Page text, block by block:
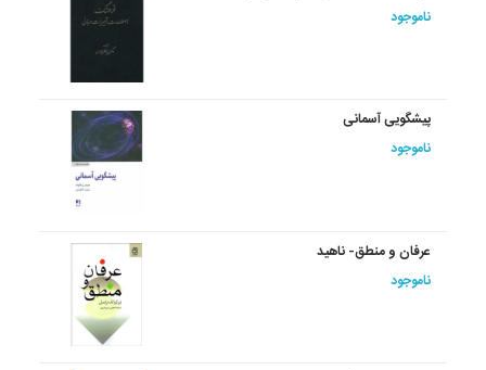
ناموجود
پیشگویی ‏آسمانی‏
ناموجود
عرفان‏ و منطق- ناهید
ناموجود